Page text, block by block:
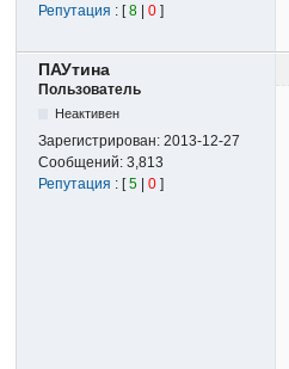
Репутация : [8 |0 ]
ПАУтина
Пользователь
Неактивен
Зарегистрирован:2013-12-27
Сообщений:3,813
Репутация : [5 |0 ]